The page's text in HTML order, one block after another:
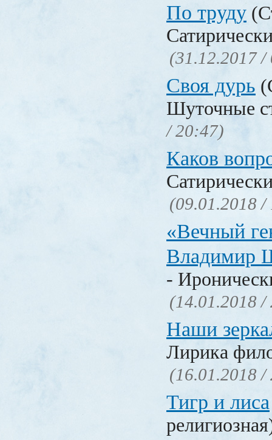
По труду
(31.12.2017 /
Своя дурь
Шуточные
/ 20:47)
Каков
(09.01.2018 /
«Вечный
Владимир
-
(14.01.2018 /
Наши
Лирика
(16.01.2018 /
Тигр и лиса